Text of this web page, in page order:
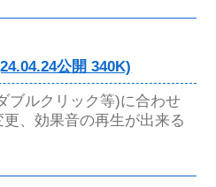
公開 340K)
ブルクリック等)に合わせ
、効果音の再生が出来る